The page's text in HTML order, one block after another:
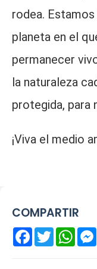
rodea.
planeta en el
permanecer
la naturaleza
protegida, para
¡Viva el medio
COMPARTIR
Facebook
Twitter